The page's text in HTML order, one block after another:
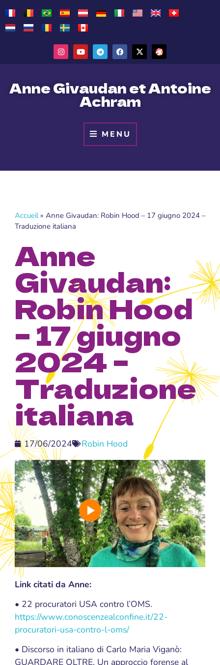
Anne Givaudan et Antoine
Achram
MENU
Accueil» Anne Givaudan: Robin Hood – 17 giugno 2024 –
Traduzione italiana
Anne
Givaudan:
Robin Hood
– 17 giugno
2024 –
Traduzione
italiana
17/06/2024 Robin Hood
Link citati da Anne:
• 22 procuratori USA contro l’OMS.
https://www.conoscenzealconfine.it/22-
procuratori-usa-contro-l-oms/
• Discorso in italiano di Carlo Maria Viganò:
GUARDARE OLTRE, Un approccio forense al